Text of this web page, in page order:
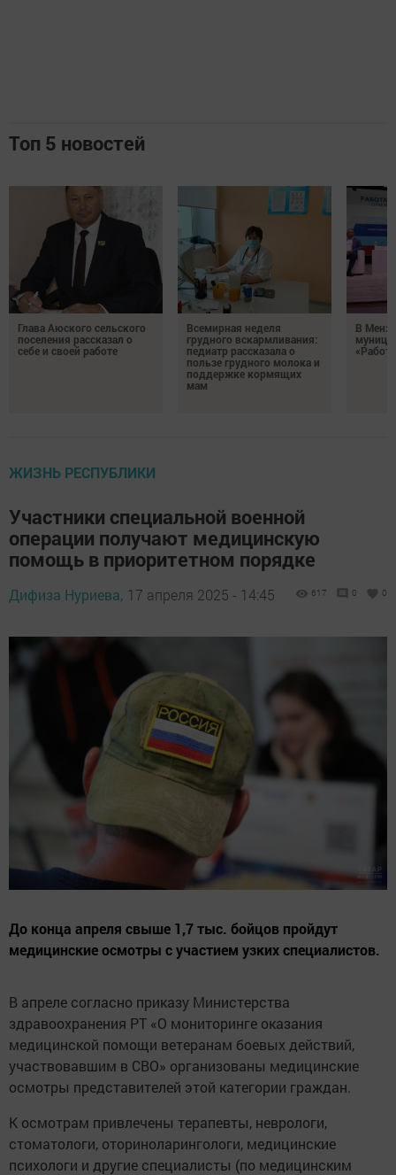
Топ 5 новостей
Глава Аюского сельского
поселения рассказал о
себе и своей работе
Всемирная неделя
грудного вскармливания:
педиатр рассказала о
пользе грудного молока и
поддержке кормящих
мам
В
ЖИЗНЬ РЕСПУБЛИКИ
Участники специальной военной
операции получают медицинскую
помощь в приоритетном порядке
Дифиза Нуриева, 17 апреля 2025 - 14:45 617 0 0
До конца апреля свыше 1,7 тыс. бойцов пройдут
медицинские осмотры с участием узких специалистов.
В апреле согласно приказу Министерства
здравоохранения РТ «О мониторинге оказания
медицинской помощи ветеранам боевых действий,
участвовавшим в СВО» организованы медицинские
осмотры представителей этой категории граждан.
К осмотрам привлечены терапевты, неврологи,
стоматологи, оториноларингологи, медицинские
психологи и другие специалисты (по медицинским